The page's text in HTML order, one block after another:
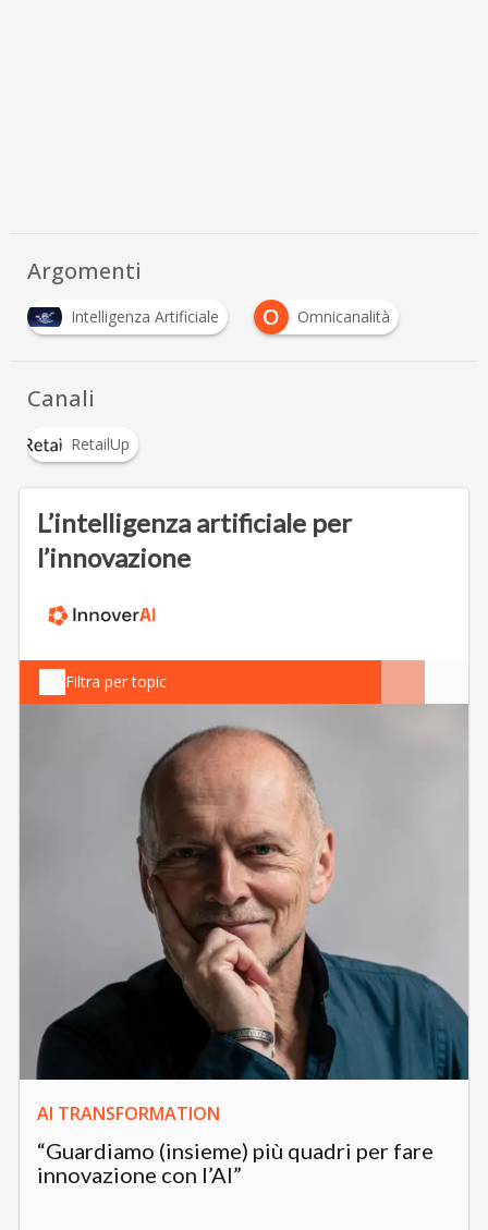
Argomenti
Intelligenza Artificiale O Omnicanalità
Canali
RetailUp
L’intelligenza artificiale per
l’innovazione
Filtra per topic
AI TRANSFORMATION
“Guardiamo (insieme) più quadri per fare
innovazione con l’AI”